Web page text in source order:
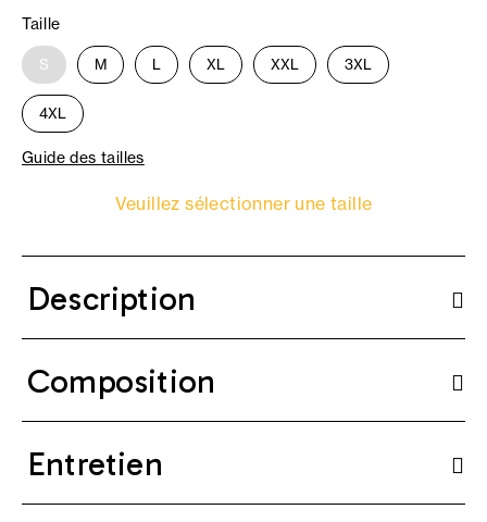
Taille
S M L XL XXL 3XL
4XL
Guide des tailles
Veuillez sélectionner une taille
Description
Composition
Entretien